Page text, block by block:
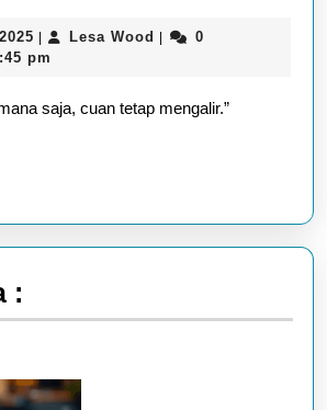
Uang
yang
Agustus
13,
| Lesa Wood Lesa
|
0
pm
saja, cuan tetap mengalir.”
: